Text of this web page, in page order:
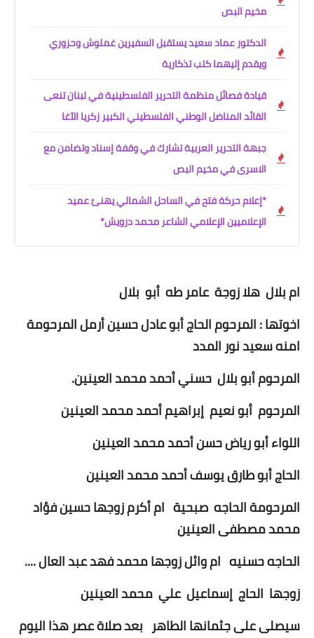
مخيم البص
الدكتور عماد سعيد يستقبل السفيرين غملوش وحزوري
ويقدم إليهما كتب تذكارية
قيادة فصائل منظمة التحرير الفلسطينية في لبنان تنعى
القائد المناضل الوطني الفلسطيني الكبير زكريا الآغا
جبهة التحرير العربية تشارك في وقفة إسناد وتضامن مع
الاسرى في مخيم البص
*إعلام حركة فتح في الساحل الشمالي يهنئ عميد
الإعلاميين الإعلامي الشاعر محمد درويش*
ام بلال هلا زوجة عامر طه أبو بلال
اخوتها : المرحوم الحاج أبو عادل حسين أرمل المرحومة
امنه سعيد نور المدد
المرحوم أبو بلال حسني أحمد محمد العينين.
المرحوم أبو نعيم إبراهيم أحمد محمد العينين
اللواء أبو رياض حسن أحمد محمد العينين
الحاج أبو طارق يوسف أحمد محمد العينين
المرحومة الحاجه صبحية ام أكرم زوجها حسين فؤاد
محمد مصطفى العينين
الحاجه حسنيه ام وائل زوجها محمد فهد عبد العال ....
زوجها الحاج إسماعيل علي محمد العينين
سيصلى على جثمانها الطاهر بعد صلاة عصر هذا اليوم